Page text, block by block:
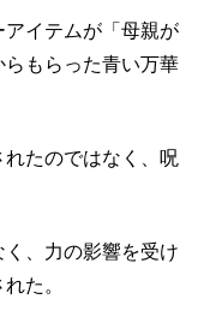
イテムが「母親が
もらった青い万華
たのではなく、呪
、力の影響を受け
た。